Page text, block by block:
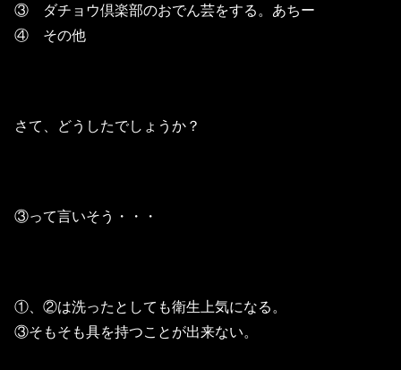
③ ダチョウ倶楽部のおでん芸をする。あちー
④ その他
さて、どうしたでしょうか？
③って言いそう・・・
①、②は洗ったとしても衛生上気になる。
③そもそも具を持つことが出来ない。